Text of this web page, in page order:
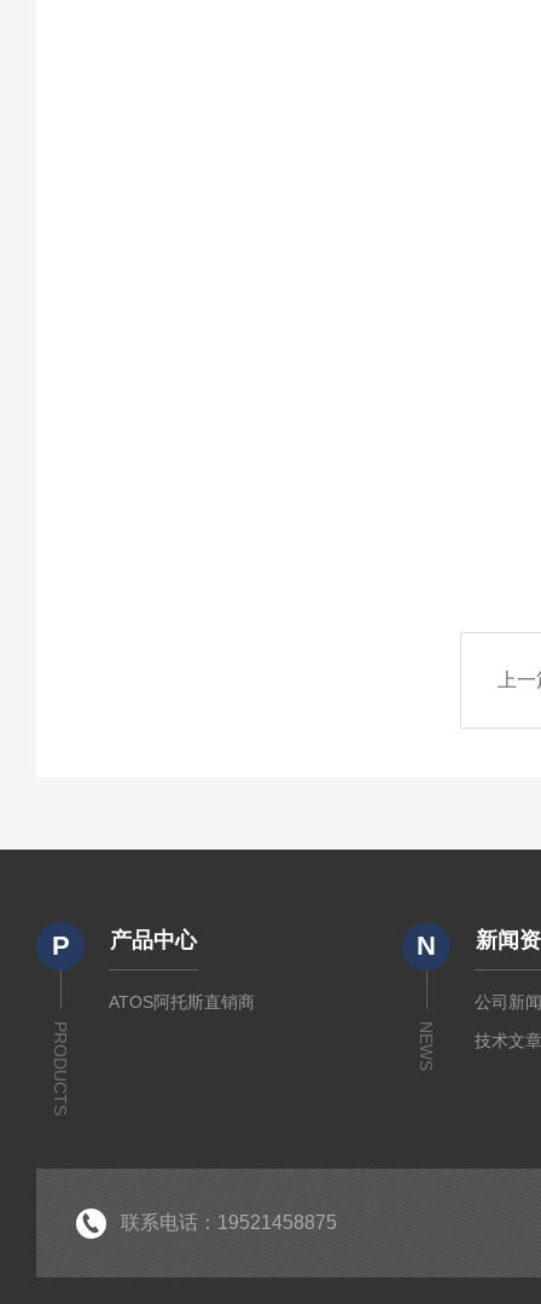
上
P
PRODUCTS
产品中心
ATOS阿托斯直销商
N
NEWS
新闻
公司新
技术文
联系电话：19521458875